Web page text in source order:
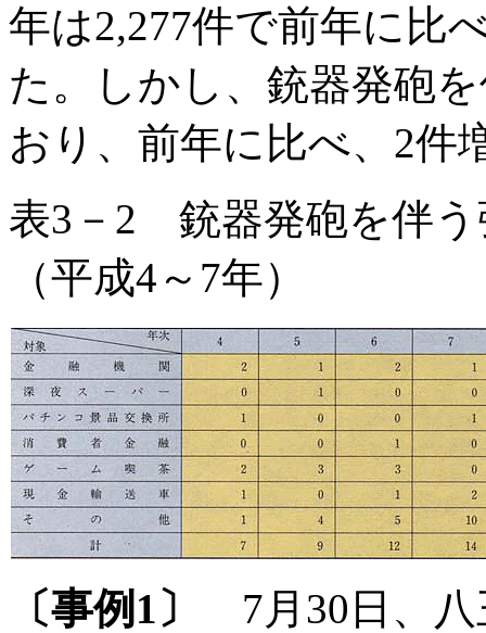
年は2,277件で前年に比
た。しかし、銃器発砲
おり、前年に比べ、2件
表3－2 銃器発砲を伴う
（平成4～7年）
〔事例1〕
7月30日、八